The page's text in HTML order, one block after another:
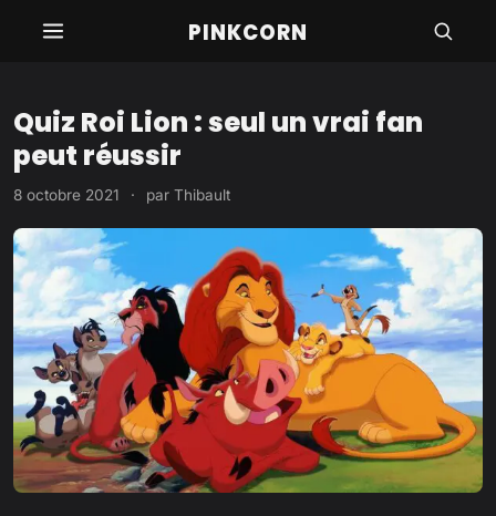
PINKCORN
Quiz Roi Lion : seul un vrai fan
peut réussir
8 octobre 2021 · par Thibault